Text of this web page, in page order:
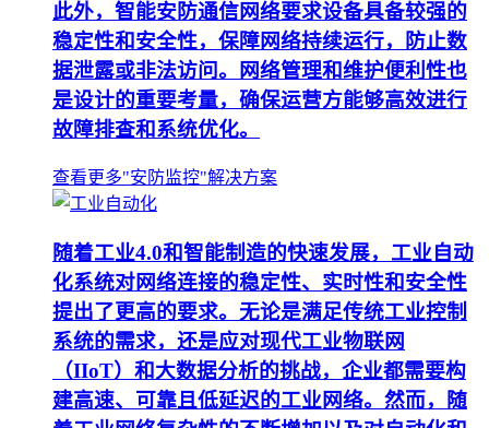
此外，智能安防通信网络要求设备具备较强的
稳定性和安全性，保障网络持续运行，防止数
据泄露或非法访问。网络管理和维护便利性也
是设计的重要考量，确保运营方能够高效进行
故障排查和系统优化。
查看更多"安防监控"解决方案
随着工业4.0和智能制造的快速发展，工业自动
化系统对网络连接的稳定性、实时性和安全性
提出了更高的要求。无论是满足传统工业控制
系统的需求，还是应对现代工业物联网
（IIoT）和大数据分析的挑战，企业都需要构
建高速、可靠且低延迟的工业网络。然而，随